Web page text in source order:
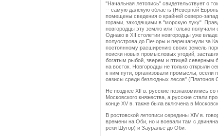
"Начальная летопись" свидетельствует о
-- самую далекую область (Неверной
помещены сведения о крайней северо-
горами, заходящими в "морскую луку".
новгородцы эту землю или только
Однако в XII столетии новгородцы уже
полуострова до Печоры и перешагнули за
постоянному расширению своих земель
поиски новых промысловых угодий,
богатым рыбой, зверем и птицей северным
на восток. Новгородцы не только открыли
к ним пути, организовали промыслы, осели
оазисы среди безлюдных лесов" (Платонов
Не позднее XII в. русские познакомились
Московского княжества, а русские стали
конце XV в. также была включена в
В ростовской летописи середины XIV в.
времени на Оби, но и воевали там с
реки Шугор) и Зауралье до Оби.